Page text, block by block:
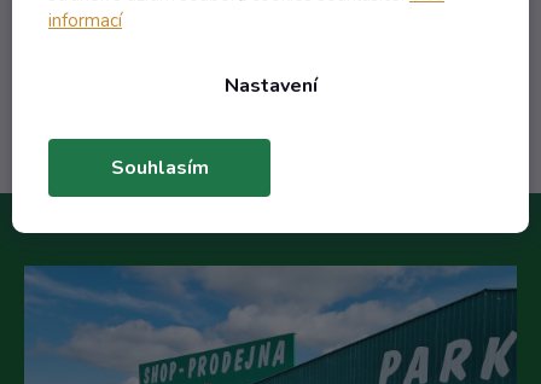
informací
Nastavení
Souhlasím
Do košíku